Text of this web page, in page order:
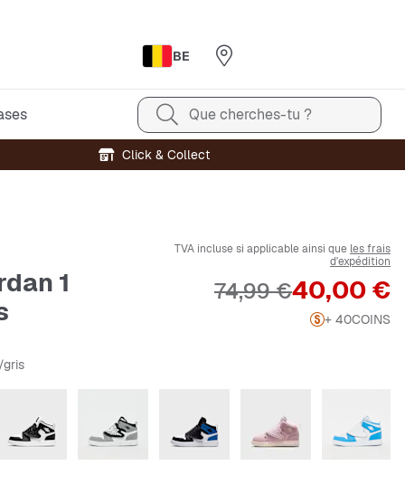
BE
Que cherches-tu ?
Click & Collect
1
TVA incluse si applicable ainsi que les frais
d'expédition
Prix
40,00 €
Prix original
74,99 €
+ 40COINS